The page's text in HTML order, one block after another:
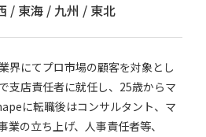
東海 九州 東北
界にてプロ市場の顧客を対象とし
支店責任者に就任し、25歳からマ
に転職後はコンサルタント、マ
業の立ち上げ、人事責任者等、